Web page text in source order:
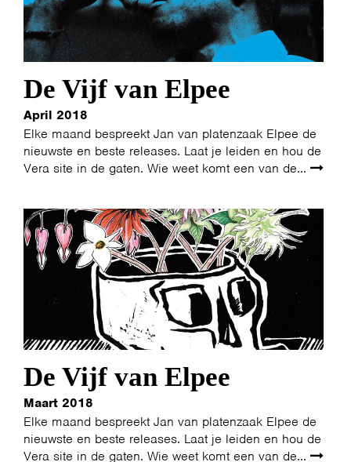
De Vijf van Elpee
April 2018
Elke maand bespreekt Jan van platenzaak Elpee de
nieuwste en beste releases. Laat je leiden en hou de
Vera site in de gaten. Wie weet komt een van de...
De Vijf van Elpee
Maart 2018
Elke maand bespreekt Jan van platenzaak Elpee de
nieuwste en beste releases. Laat je leiden en hou de
Vera site in de gaten. Wie weet komt een van de...